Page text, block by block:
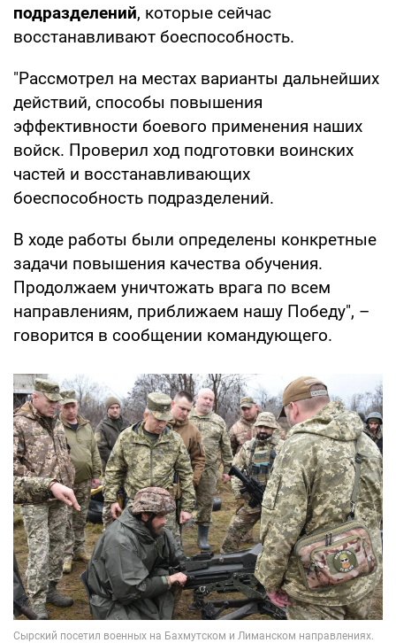
подразделений, которые сейчас
восстанавливают боеспособность.
"Рассмотрел на местах варианты дальнейших
действий, способы повышения
эффективности боевого применения наших
войск. Проверил ход подготовки воинских
частей и восстанавливающих
боеспособность подразделений.
В ходе работы были определены конкретные
задачи повышения качества обучения.
Продолжаем уничтожать врага по всем
направлениям, приближаем нашу Победу", –
говорится в сообщении командующего.